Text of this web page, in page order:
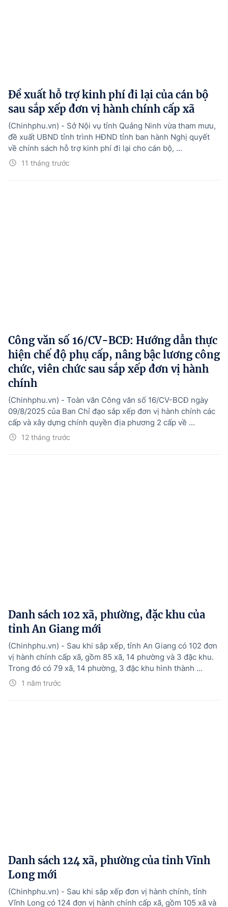
Đề xuất hỗ trợ kinh phí đi lại của cán bộ
sau sắp xếp đơn vị hành chính cấp xã
11 tháng trước
(Chinhphu.vn) - Sở Nội vụ tỉnh Quảng Ninh vừa tham mưu,
đề xuất UBND tỉnh trình HĐND tỉnh ban hành Nghị quyết
về chính sách hỗ trợ kinh phí đi lại cho cán bộ, ...
Công văn số 16/CV-BCĐ: Hướng dẫn thực
hiện chế độ phụ cấp, nâng bậc lương công
chức, viên chức sau sắp xếp đơn vị hành
chính
12 tháng trước
(Chinhphu.vn) - Toàn văn Công văn số 16/CV-BCĐ ngày
09/8/2025 của Ban Chỉ đạo sắp xếp đơn vị hành chính các
cấp và xây dựng chính quyền địa phương 2 cấp về ...
Danh sách 102 xã, phường, đặc khu của
tỉnh An Giang mới
1 năm trước
(Chinhphu.vn) - Sau khi sắp xếp, tỉnh An Giang có 102 đơn
vị hành chính cấp xã, gồm 85 xã, 14 phường và 3 đặc khu.
Trong đó có 79 xã, 14 phường, 3 đặc khu hình thành ...
Danh sách 124 xã, phường của tỉnh Vĩnh
Long mới
(Chinhphu.vn) - Sau khi sắp xếp đơn vị hành chính, tỉnh
Vĩnh Long có 124 đơn vị hành chính cấp xã, gồm 105 xã và